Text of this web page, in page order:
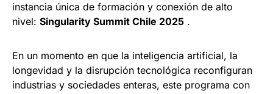
instancia única de formación y conexión de alto
nivel: Singularity Summit Chile 2025 .
En un momento en que la inteligencia artificial, la
longevidad y la disrupción tecnológica reconfiguran
industrias y sociedades enteras, este programa con